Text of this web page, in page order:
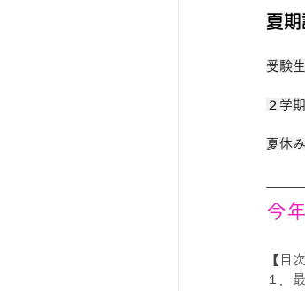
夏
受験
２学
夏休
今
【目次
１．